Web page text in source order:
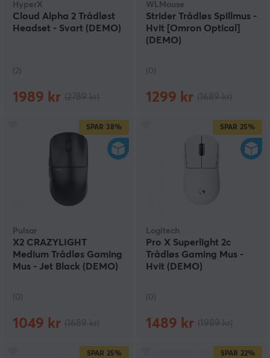
HyperX
Cloud Alpha 2 Trådløst
Headset - Svart (DEMO)
(2)
1989 kr
WLMouse
Strider Trådløs Spillmus -
Hvit [Omron Optical]
(DEMO)
(0)
1299 kr
SPAR 38%
Pulsar
X2 CRAZYLIGHT
Medium Trådløs Gaming
Mus - Jet Black (DEMO)
(0)
1049 kr
SPAR 25%
Logitech
Pro X Superlight 2c
Trådløs Gaming Mus -
Hvit (DEMO)
(0)
1489 kr
SPAR 25% SPAR 22%